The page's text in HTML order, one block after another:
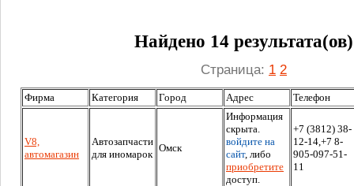
Найдено 14 результата(ов)
Страница: 1 2
Фирма Категория Город Адрес Телефон
V8,
автомагазин
Автозапчасти
для иномарок
Омск
Информация
скрыта.
войдите на
сайт, либо
приобретите
доступ.
+7 (3812) 38-
12-14,+7 8-
905-097-51-
11